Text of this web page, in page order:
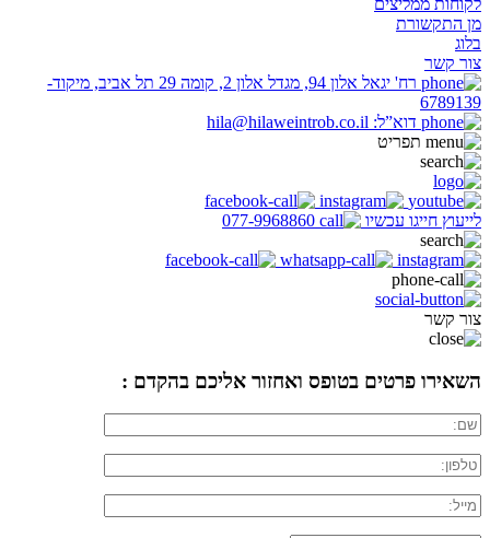
לקוחות ממליצים
מן התקשורת
בלוג
צור קשר
רח' יגאל אלון 94, מגדל אלון 2, קומה 29 תל אביב, מיקוד-
6789139
דוא”ל: hila@hilaweintrob.co.il
תפריט
לייעוץ חייגו עכשיו 077-9968860
צור קשר
השאירו פרטים בטופס ואחזור אליכם בהקדם :